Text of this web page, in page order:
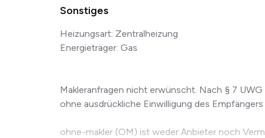
Sonstiges
Heizungsart: Zentralheizung
Energieträger: Gas
Makleranfragen nicht erwünscht. Nach § 7
ohne ausdrückliche Einwilligung des
ohne-makler (OM) ist weder Anbieter noch